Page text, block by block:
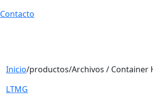
Contacto
Inicio/productos/Archivos / Container
LTMG